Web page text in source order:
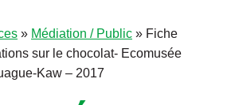
» Médiation / Public » Fiche
sur le chocolat- Ecomusée
Kaw – 2017